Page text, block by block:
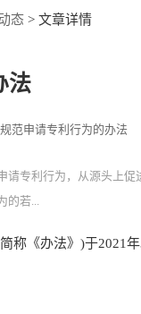
态 > 文章详情
法
范申请专利行为的办法
专利行为，从源头上
若...
《办法》)于2021年